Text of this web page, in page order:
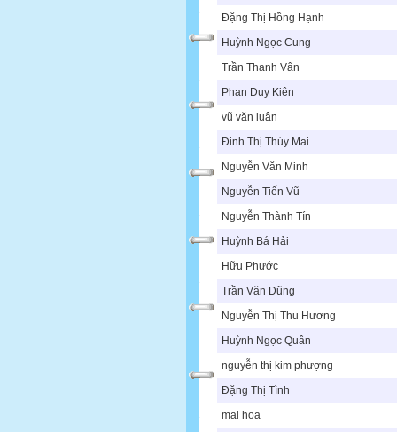
Đặng Thị Hồng Hạnh
Huỳnh Ngọc Cung
Trần Thanh Vân
Phan Duy Kiên
vũ văn luân
Đinh Thị Thúy Mai
Nguyễn Văn Minh
Nguyễn Tiến Vũ
Nguyễn Thành Tín
Huỳnh Bá Hải
Hữu Phước
Trần Văn Dũng
Nguyễn Thị Thu Hương
Huỳnh Ngọc Quân
nguyễn thị kim phượng
Đặng Thị Tình
mai hoa